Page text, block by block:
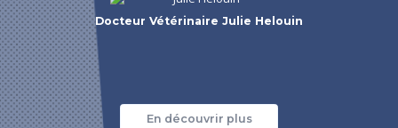
Docteur Vétérinaire Julie Helouin
En découvrir plus